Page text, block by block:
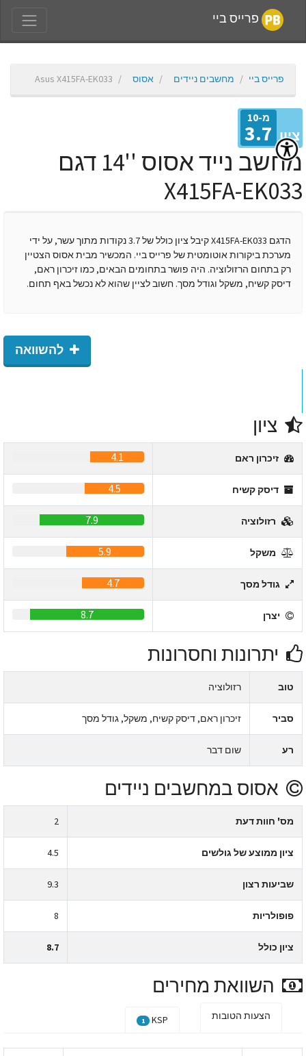
פרייס ביי
פרייס ביי מחשבים ניידים אסוס Asus X415FA-EK033
ציון
מ-10
3.7
מחשב נייד אסוס ''14 דגם
X415FA-
הדגם X415FA-EK033 קיבל ציון כולל של 3.7 נקודות מתוך עשר, על ידי
מערכת ביקורות אוטומטית של פרייס ביי. המכשיר מבית אסוס הצטיין
רק בתחום הרזולוציה. היה פושר בתחומים הבאים, כמו זיכרון ראם,
דיסק קשיח, משקל וגודל מסך. חשוב לציין שהוא לא נכשל באף תחום.
להשוואה
ציון
זיכרון ראם 4.1
דיסק קשיח 4.5
רזולוציה 7.9
משקל 5.9
גודל מסך 4.7
יצרן 8.7
יתרונות וחסרונות
טוב רזולוציה
סביר זיכרון ראם, דיסק קשיח, משקל, גודל מסך
רע שום דבר
אסוס במחשבים ניידים
מס' חוות דעת
ציון ממוצע של גולשים 4.5
שביעות רצון 9.3
פופולריות
ציון כולל 8.7
השוואת מחירים
הצעות הטובות KSP
1